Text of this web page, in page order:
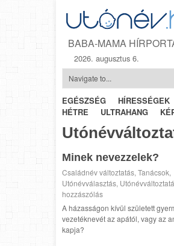
BABA-MAMA
2026. augusztus 6.
EGÉSZSÉG HÍRESSÉGEK
HÉTRE
ULTRAHANG
Minek nevezzelek?
Családnév változtatás, Tanácsok,
Utónévválasztás,
hozzászólás
A házasságon kívül született
vezetéknevét az apától, vagy az
kapja?